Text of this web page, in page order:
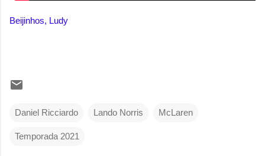
Beijinhos, Ludy
Daniel Ricciardo Lando Norris McLaren
Temporada 2021